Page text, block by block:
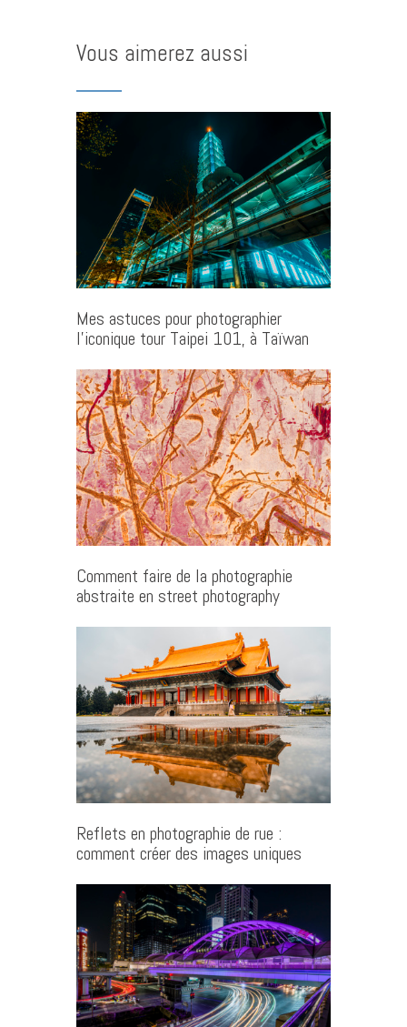
Vous aimerez aussi
Mes astuces pour photographier
l’iconique tour Taipei 101, à Taïwan
Comment faire de la photographie
abstraite en street photography
Reflets en photographie de rue :
comment créer des images uniques